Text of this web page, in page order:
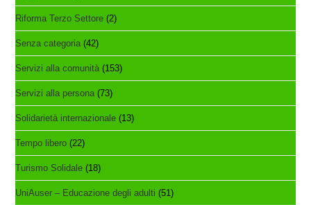
Riforma Terzo Settore (2)
Senza categoria (42)
Servizi alla comunità (153)
Servizi alla persona (73)
Solidarietà internazionale (13)
Tempo libero (22)
Turismo Solidale (18)
UniAuser – Educazione degli adulti (51)